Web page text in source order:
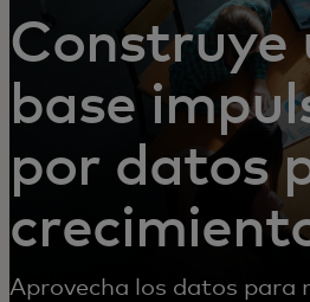
Construye
base
por datos
Aprovecha los datos para